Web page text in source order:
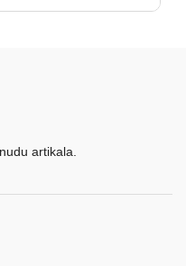
artikala.